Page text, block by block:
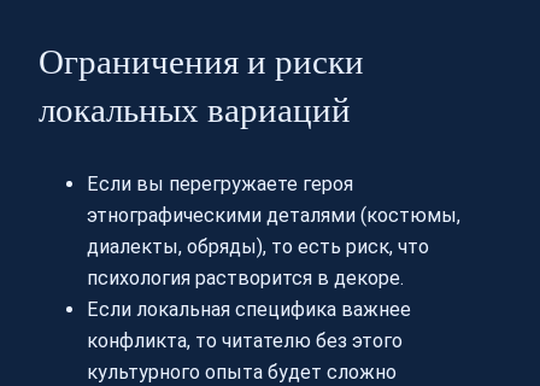
Ограничения и риски
локальных вариаций
Если вы перегружаете героя
этнографическими деталями (костюмы,
диалекты, обряды), то есть риск, что
психология растворится в декоре.
Если локальная специфика важнее
конфликта, то читателю без этого
культурного опыта будет сложно